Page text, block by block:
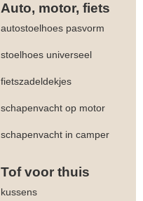
Auto, motor, fiets
autostoelhoes pasvorm
stoelhoes universeel
fietszadeldekjes
schapenvacht op motor
schapenvacht in camper
Tof voor thuis
kussens